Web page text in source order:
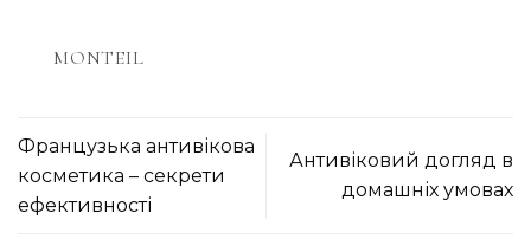
MONTEIL
Французька антивікова
косметика – секрети
ефективності
Антивіковий догляд в
домашніх умовах